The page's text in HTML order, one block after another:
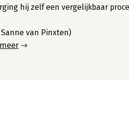
hij zelf een vergelijkbaar
van Pinxten)